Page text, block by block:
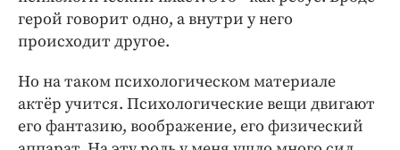
герой говорит одно, а внутри у него
происходит другое.
Но на таком психологическом материале
актёр учится. Психологические вещи двигают
его фантазию, воображение, его физический